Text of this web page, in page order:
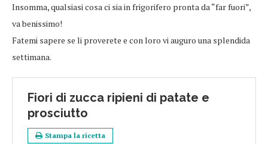
Insomma, qualsiasi cosa ci sia in frigorifero pronta da “far fuori”,
va benissimo!
Fatemi sapere se li proverete e con loro vi auguro una splendida
settimana.
Fiori di zucca ripieni di patate e
prosciutto
Stampa la ricetta